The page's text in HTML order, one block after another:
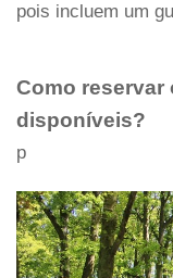
pois incluem um
Como
disponíveis?
p